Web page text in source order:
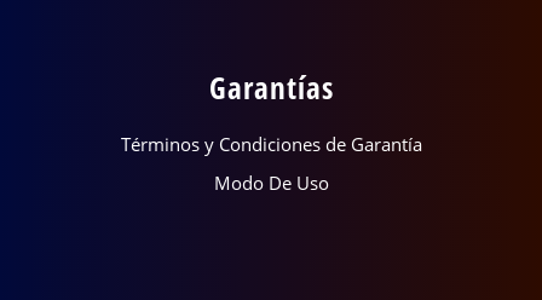
Garantías
Términos y Condiciones de Garantía
Modo De Uso